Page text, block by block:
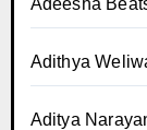
Adithya
Aditya